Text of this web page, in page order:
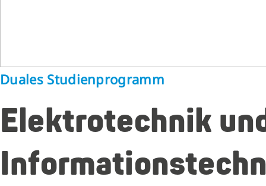
Duales Studienprogramm
Elektrotechnik